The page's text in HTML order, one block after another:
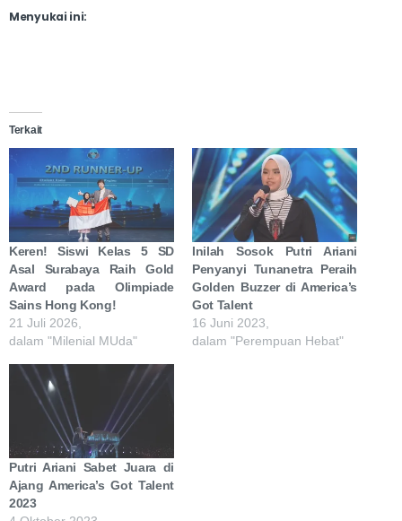
Menyukai ini:
Terkait
Keren! Siswi Kelas 5 SD
Asal Surabaya Raih Gold
Award pada Olimpiade
Sains Hong Kong!
21 Juli 2026,
dalam "Milenial MUda"
Inilah Sosok Putri Ariani
Penyanyi Tunanetra Peraih
Golden Buzzer di America’s
Got Talent
16 Juni 2023,
dalam "Perempuan Hebat"
Putri Ariani Sabet Juara di
Ajang America’s Got Talent
2023